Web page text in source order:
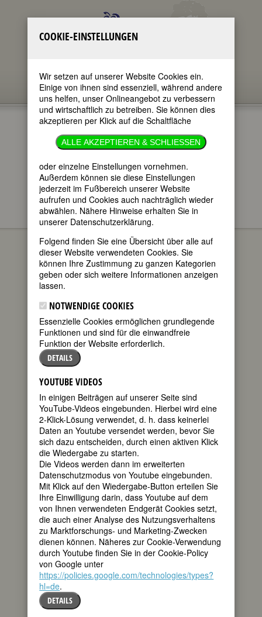
ALIX DOBKIN
im ganzen Text
nur in Titeln
BIOGRAPHIEN Alix Dobkin
(Alix Cecil
Dobkin)
geboren am
16. August
1940 in New
York City, NY
gestorben am
19. Mai 2021
in Woodstock, NY
US-amerikanische Singer-
Songwriterin und lesbisch-
feministische Aktivistin
5. Todestag am 19. Mai 2026
Biografie•Zitate•Literatur & Quellen
BIOGRAFIE
teilen
tweet
mail
Ihre Folk Musik-
Karriere dauerte
etwa ein
Jahrzehnt, die in
der Frauenmusik,
als deren
Gründerin sie gilt, doppelt so lange.
Während der ersten spielte sie mit
MusikerInnen wie Bonnie Raitt und Bob
Dylan, in der zweiten mit Musikerinnen
wie Melissa Etheridge, Holly Near, den
Topp Twins, Judy Small und zahlreichen
anderen.
COOKIE-EINSTELLUNGEN
Wir setzen auf unserer Website Cookies ein.
Einige von ihnen sind essenziell, während andere
uns helfen, unser Onlineangebot zu verbessern
und wirtschaftlich zu betreiben. Sie können dies
akzeptieren per Klick auf die Schaltfläche
ALLE AKZEPTIEREN & SCHLIESSEN
oder einzelne Einstellungen vornehmen.
Außerdem können sie diese Einstellungen
jederzeit im Fußbereich unserer Website
aufrufen und Cookies auch nachträglich wieder
abwählen. Nähere Hinweise erhalten Sie in
unserer Datenschutzerklärung.
Folgend finden Sie eine Übersicht über alle auf
dieser Website verwendeten Cookies. Sie
können Ihre Zustimmung zu ganzen Kategorien
geben oder sich weitere Informationen anzeigen
lassen.
NOTWENDIGE COOKIES
Essenzielle Cookies ermöglichen grundlegende
Funktionen und sind für die einwandfreie
Funktion der Website erforderlich.
DETAILS
YOUTUBE VIDEOS
In einigen Beiträgen auf unserer Seite sind
YouTube-Videos eingebunden. Hierbei wird eine
2-Klick-Lösung verwendet, d. h. dass keinerlei
Daten an Youtube versendet werden, bevor Sie
sich dazu entscheiden, durch einen aktiven Klick
die Wiedergabe zu starten.
Die Videos werden dann im erweiterten
Datenschutzmodus von Youtube eingebunden.
Mit Klick auf den Wiedergabe-Button erteilen Sie
Ihre Einwilligung darin, dass Youtube auf dem
von Ihnen verwendeten Endgerät Cookies setzt,
die auch einer Analyse des Nutzungsverhaltens
zu Marktforschungs- und Marketing-Zwecken
dienen können. Näheres zur Cookie-Verwendung
durch Youtube finden Sie in der Cookie-Policy
von Google unter
https://policies.google.com/technologies/types?
hl=de.
DETAILS